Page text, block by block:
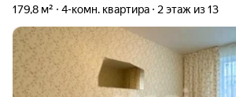
179,8 м² 4-комн. квартира 2 этаж из 13